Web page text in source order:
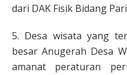
dari DAK Fisik Bidang
5. Desa wisata yang
besar Anugerah Desa
amanat peraturan